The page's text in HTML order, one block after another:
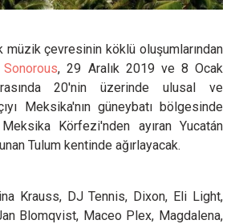
çevresinin köklü oluşumlarından
Sonorous, 29 Aralık 2019 ve 8 Ocak
20'nin üzerinde ulusal ve
Meksika'nın güneybatı bölgesinde
Körfezi'nden ayıran Yucatán
Tulum kentinde ağırlayacak.
Krauss, DJ Tennis, Dixon, Eli Light,
Blomqvist, Maceo Plex, Magdalena,